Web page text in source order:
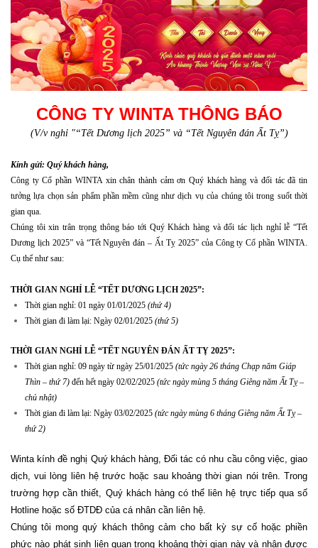
CÔNG TY WINTA THÔNG BÁO
(V/v nghỉ "“Tết Dương lịch 2025” và “Tết Nguyên đán Ất Tỵ”)
Kính gửi: Quý khách hàng,
Công ty Cổ phần WINTA xin chân thành cảm ơn Quý khách hàng và đối tác đã tin
tưởng lựa chọn sản phẩm phần mềm cũng như dịch vụ của chúng tôi trong suốt thời
gian qua.
Chúng tôi xin trân trọng thông báo tới Quý Khách hàng và đối tác lịch nghỉ lễ “Tết
Dương lịch 2025” và “Tết Nguyên đán – Ất Tỵ 2025” của Công ty Cổ phần WINTA.
Cụ thể như sau:
THỜI GIAN NGHỈ LỄ “TẾT DƯƠNG LỊCH 2025”:
Thời gian nghỉ: 01 ngày 01/01/2025 (thứ 4)
Thời gian đi làm lại: Ngày 02/01/2025 (thứ 5)
THỜI GIAN NGHỈ LỄ “TẾT NGUYÊN ĐÁN ẤT TỴ 2025”:
Thời gian nghỉ: 09 ngày từ ngày 25/01/2025 (tức ngày 26 tháng Chạp năm Giáp
Thìn – thứ 7) đến hết ngày 02/02/2025 (tức ngày mùng 5 tháng Giêng năm Ất Tỵ –
chủ nhật)
Thời gian đi làm lại: Ngày 03/02/2025 (tức ngày mùng 6 tháng Giêng năm Ất Tỵ –
thứ 2)
Winta kính đề nghị Quý khách hàng, Đối tác có nhu cầu công việc, giao
dịch, vui lòng liên hệ trước hoặc sau khoảng thời gian nói trên. Trong
trường hợp cần thiết, Quý khách hàng có thể liên hệ trực tiếp qua số
Hotline hoặc số ĐTDĐ của cá nhân cần liên hệ.
Chúng tôi mong quý khách thông cảm cho bất kỳ sự cố hoặc phiền
phức nào phát sinh liên quan trong khoảng thời gian này và nhận được